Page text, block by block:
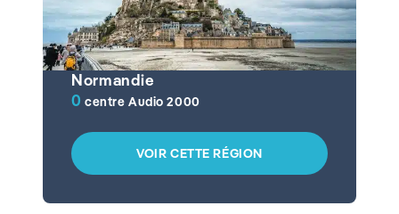
Normandie
0 centre Audio 2000
VOIR CETTE RÉGION